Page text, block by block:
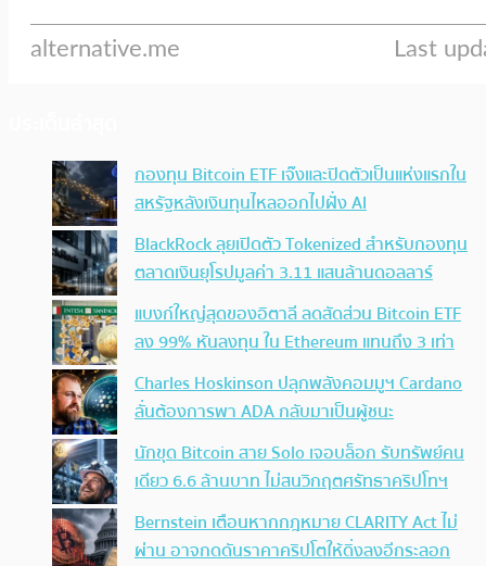
กองทุน Bitcoin ETF เจ๊งและปิดตัวเป็นแห่งแรกใน
สหรัฐหลังเงินทุนไหลออกไปฝั่ง AI
BlackRock ลุยเปิดตัว Tokenized สำหรับกองทุน
ตลาดเงินยุโรปมูลค่า 3.11 แสนล้านดอลลาร์
แบงก์ใหญ่สุดของอิตาลี ลดสัดส่วน Bitcoin ETF
ลง 99% หันลงทุน ใน Ethereum แทนถึง 3 เท่า
Charles Hoskinson ปลุกพลังคอมมูฯ Cardano
ลั่นต้องการพา ADA กลับมาเป็นผู้ชนะ
นักขุด Bitcoin สาย Solo เจอบล็อก รับทรัพย์คน
เดียว 6.6 ล้านบาท ไม่สนวิกฤตศรัทธาคริปโทฯ
Bernstein เตือนหากกฎหมาย CLARITY Act ไม่
ผ่าน อาจกดดันราคาคริปโตให้ดิ่งลงอีกระลอก